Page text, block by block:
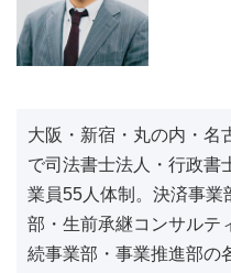
大阪・新宿・丸の内・名
で司法書士法人・行政書
業員55人体制。決済事業
部・生前承継コンサルテ
続事業部・事業推進部の